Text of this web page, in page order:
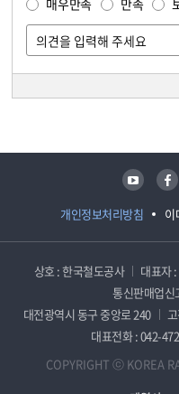
매우만족 만족
개인정보처리방침 이
유튜브 페이스북
상호 : 한국철도공사 대표자
통신판매업신
대전광역시 동구 중앙로 240
대표전화 : 042-
COPYRIGHT ⓒ KOREA